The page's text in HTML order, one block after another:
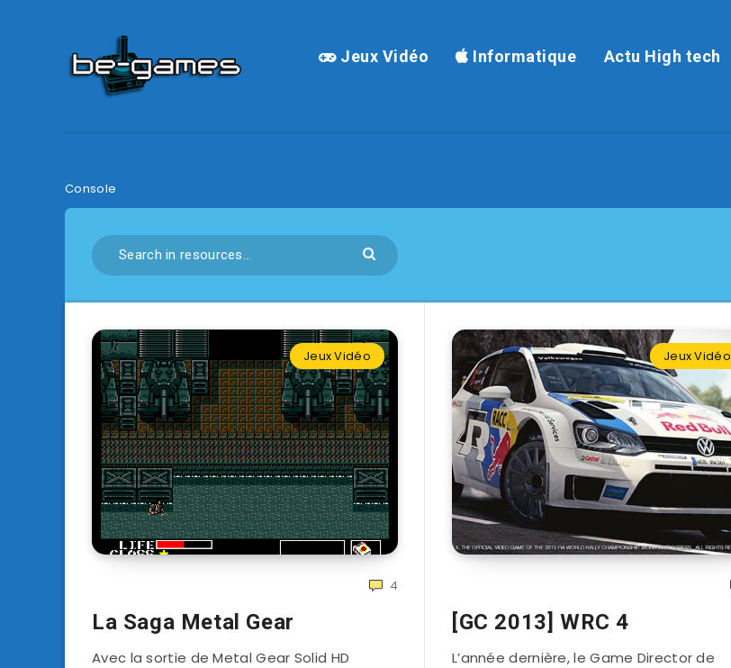
Jeux Vidéo Informatique Actu High tech
Console
Jeux Vidéo
4
La Saga Metal Gear
Avec la sortie de Metal Gear Solid HD
Jeux Vidéo
[GC 2013] WRC 4
L’année dernière, le Game Director de